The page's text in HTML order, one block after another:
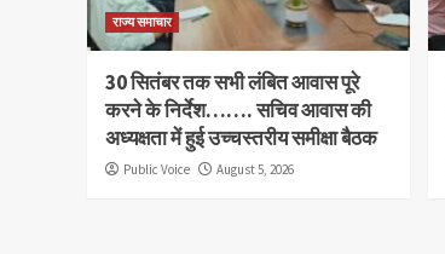
राज्य समाचार
30 सितंबर तक सभी लंबित आवास पूरे
करने के निर्देश……. सचिव आवास की
अध्यक्षता में हुई उच्चस्तरीय समीक्षा बैठक
Public Voice August 5, 2026